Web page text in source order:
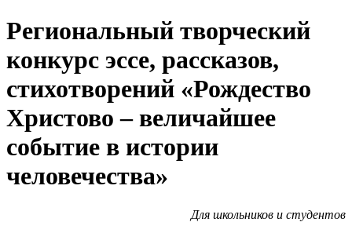
Региональный творческий
конкурс эссе, рассказов,
стихотворений «Рождество
Христово – величайшее
событие в истории
человечества»
Для школьников и студентов